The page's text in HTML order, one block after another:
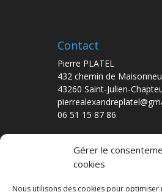
Gérer le
cookies
Nous utilisons des cookies pour optimiser
Contact
Pierre PLATEL
432 chemin de
43260 Saint-Julien-
06 51 15 87 86
Nos dernières
De Ferme en Ferme –